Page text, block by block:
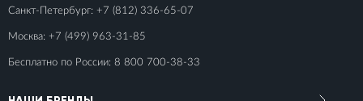
Санкт-Петербург: +7 (812) 336-65-07
Москва: +7 (499) 963-31-85
Бесплатно по России: 8 800 700-38-33